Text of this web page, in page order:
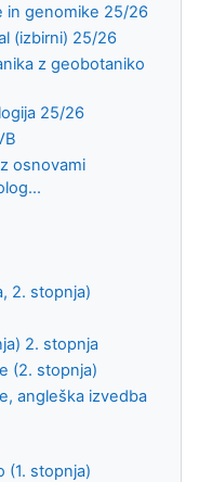
in genomike 25/26
(izbirni) 25/26
z geobotaniko
25/26
osnovami
2. stopnja)
2. stopnja
(2. stopnja)
angleška izvedba
(1. stopnja)